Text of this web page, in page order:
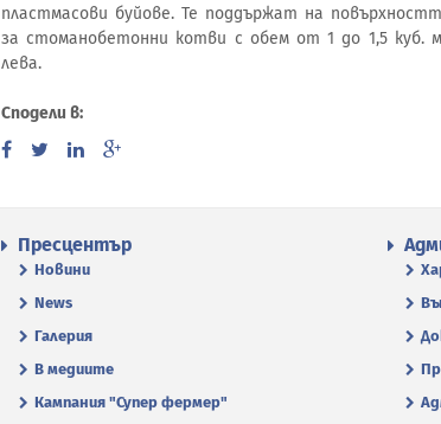
пластмасови буйове. Те поддържат на
за стоманобетонни котви с обем от 1 до 1,5 куб.
лева.
Сподели в:
Пресцентър
Новини
News
Галерия
В медиите
Кампания "Супер фермер"